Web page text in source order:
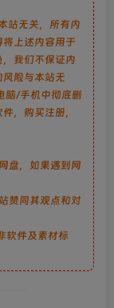
站无关，所有内
上述内容用于
我们不保证内
险与本站无
脑/手机中彻底删
，购买注册，
盘，如果遇到网
赞同其观点和对
软件及素材标